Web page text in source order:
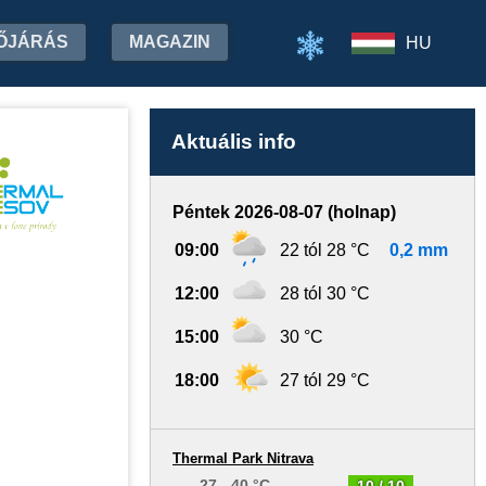
MAGAZIN HU
Aktuális info
Péntek 2026-08-07 (holnap)
09:00 22 tól 28 °C 0,2 mm
12:00 28 tól 30 °C
15:00 30 °C
18:00 27 tól 29 °C
Thermal Park Nitrava